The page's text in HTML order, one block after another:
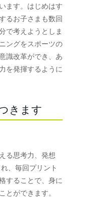
ます。はじめはす
るお子さまも数回
で考えようとしま
ングをスポーツの
識改革ができ、あ
を発揮するように
きます
る思考力、発想
、毎回プリント
することで、身に
とができます。